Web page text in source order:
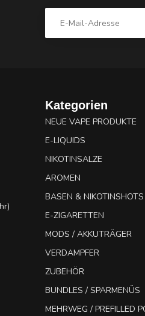
Kategorien
NEUE VAPE PRODUKTE
E-LIQUIDS
NIKOTINSALZE
AROMEN
BASEN & NIKOTINSHOTS
E-ZIGARETTEN
MODS / AKKUTRÄGER
VERDAMPFER
ZUBEHÖR
BUNDLES / SPARMENÜS
MEHRWEG / PREFILLED